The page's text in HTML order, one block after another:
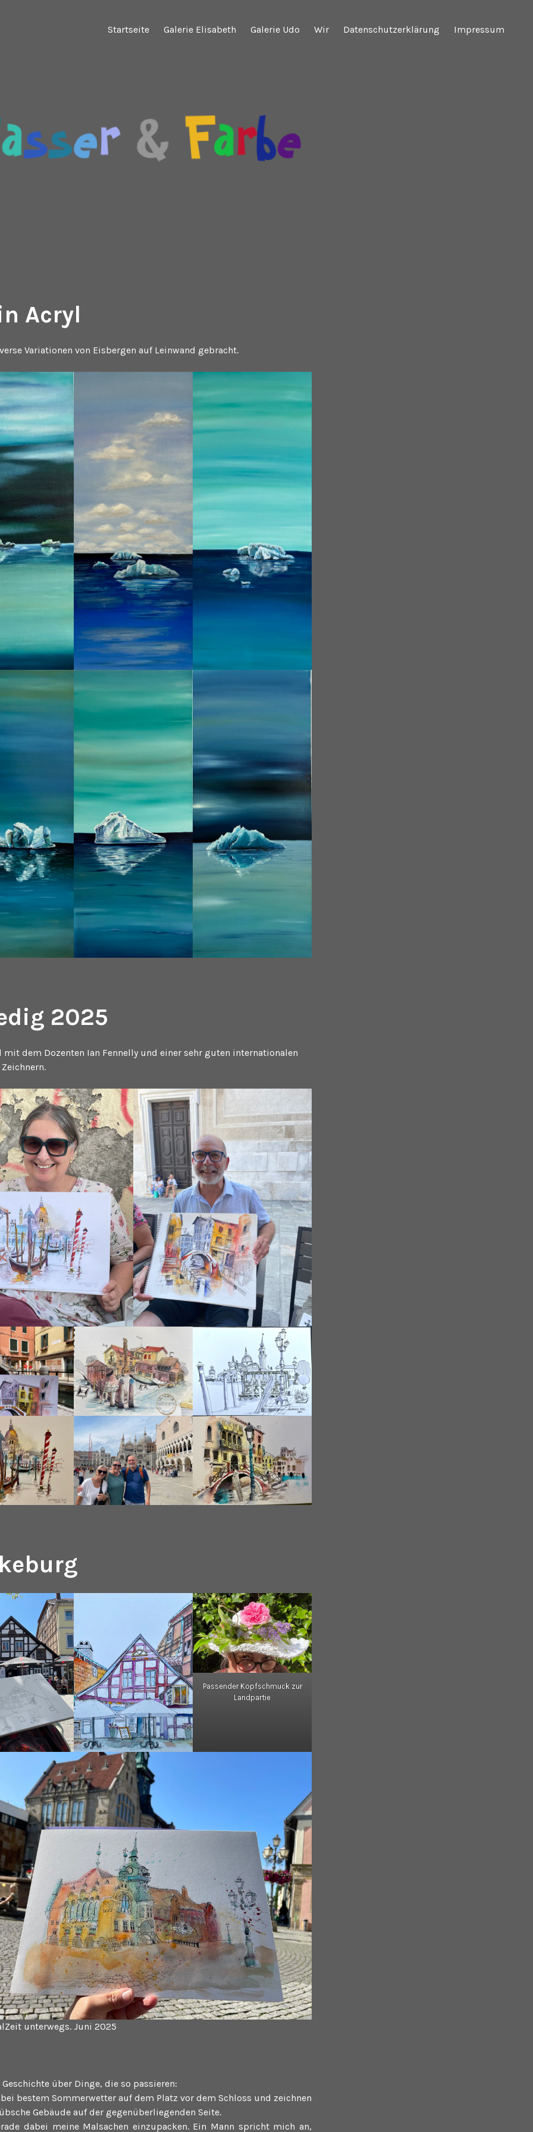
Startseite Galerie Elisabeth Galerie Udo Wir Datenschutzerklärung Impressum
Acryl
Variationen von Eisbergen auf Leinwand gebracht.
2025
mit dem Dozenten Ian Fennelly und einer sehr guten internationalen
Passender Kopfschmuck zur
Landpartie
unterwegs. Juni 2025
über Dinge, die so passieren:
bestem Sommerwetter auf dem Platz vor dem Schloss und zeichnen
Gebäude auf der gegenüberliegenden Seite.
dabei meine Malsachen einzupacken. Ein Mann spricht mich an,